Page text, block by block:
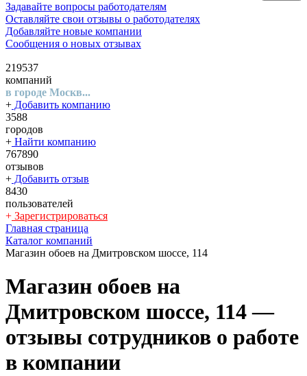
Задавайте вопросы работодателям
Оставляйте свои отзывы о работодателях
Добавляйте новые компании
Сообщения о новых отзывах
219537
компаний
в городе Москв...
+ Добавить компанию
3588
городов
+ Найти компанию
767890
отзывов
+ Добавить отзыв
8430
пользователей
+ Зарегистрироваться
Главная страница
Каталог компаний
Магазин обоев на Дмитровском шоссе, 114
Магазин обоев на
Дмитровском шоссе, 114—
отзывы сотрудников о работе
в компании